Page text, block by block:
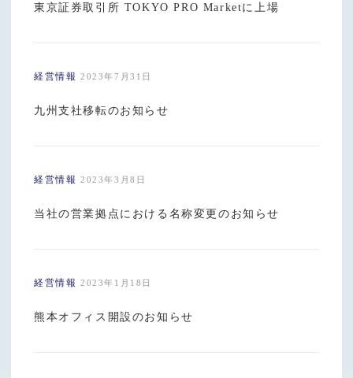
東京証券取引所 TOKYO PRO Marketに上場
経営情報 2023年7月31日
九州支社移転のお知らせ
経営情報 2023年3月8日
当社の営業拠点における名称変更のお知らせ
経営情報 2023年1月18日
熊本オフィス開設のお知らせ